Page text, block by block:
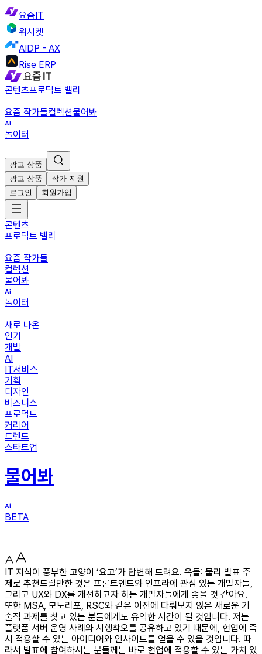
요즘IT
위시켓
AIDP - AX
Rise ERP
콘텐츠프로덕트 밸리
요즘 작가들컬렉션물어봐
놀이터
광고 상품
광고 상품
작가 지원
로그인
회원가입
콘텐츠
프로덕트 밸리
요즘 작가들
컬렉션
물어봐
놀이터
새로 나온
인기
개발
AI
IT서비스
기획
디자인
비즈니스
프로덕트
커리어
트렌드
스타트업
물어봐
BETA
IT 지식이 풍부한 고양이 ‘요고’가 답변해 드려요. 옥돌: 물리 발표 주
제로 추천드릴만한 것은 프론트엔드와 인프라에 관심 있는 개발자들,
그리고 UX와 DX를 개선하고자 하는 개발자들에게 좋을 것 같아요.
또한 MSA, 모노리포, RSC와 같은 이전에 다뤄보지 않은 새로운 기
술적 과제를 찾고 있는 분들에게도 유익한 시간이 될 것입니다. 저는
플랫폼 서버 운영 사례와 시행착오를 공유하고 있기 때문에, 현업에 즉
시 적용할 수 있는 아이디어와 인사이트를 얻을 수 있을 것입니다. 따
라서 발표에 참여하시는 분들께는 바로 현업에 적용할 수 있는 가치 있